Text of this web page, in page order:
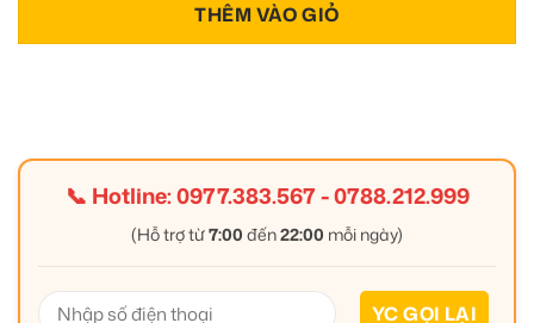
THÊM VÀO GIỎ
📞 Hotline:0977.383.567-0788.212.999
(Hỗ trợ từ7:00 đến22:00 mỗi ngày)